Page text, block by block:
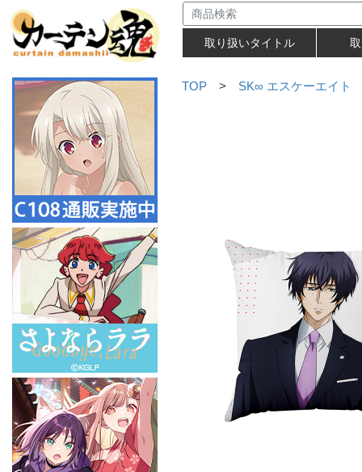
取り扱いタイトル
TOP > SK∞ エスケーエイト